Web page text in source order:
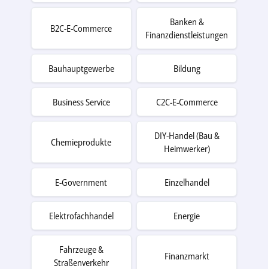
B2C-E-Commerce
Banken &
Finanzdienstleistungen
Bauhauptgewerbe Bildung
Business Service C2C-E-Commerce
Chemieprodukte
DIY-Handel (Bau &
Heimwerker)
E-Government Einzelhandel
Elektrofachhandel Energie
Fahrzeuge &
Straßenverkehr
Finanzmarkt